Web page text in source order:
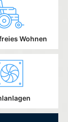
Wohnen